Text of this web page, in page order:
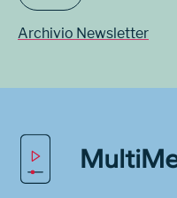
Archivio Newsletter